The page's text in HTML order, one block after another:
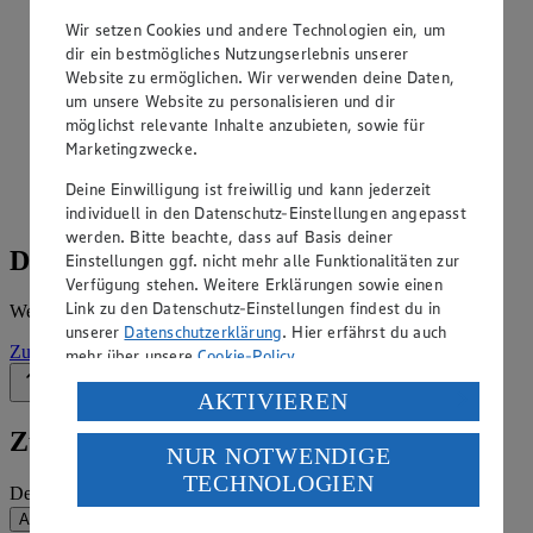
ansehen
Siehe dir die Angebote der Woche deines Marktes im
digitalen Blätterkatalog an.
Prospekt Edeka_Neukauf_4313865017349 im Browser
Details zum Markt
Weitere Informationen – alles auf einem Blick.
Zur Marktseite
Zum Newsletter anmelden
Deine E-Mail-Adresse (Pflichtfeld)
Absenden
Wir setzen Cookies und andere Technologien ein, um
dir ein bestmögliches Nutzungserlebnis unserer
Website zu ermöglichen. Wir verwenden deine Daten,
um unsere Website zu personalisieren und dir
möglichst relevante Inhalte anzubieten, sowie für
Marketingzwecke.
Deine Einwilligung ist freiwillig und kann jederzeit
individuell in den Datenschutz-Einstellungen angepasst
werden. Bitte beachte, dass auf Basis deiner
Einstellungen ggf. nicht mehr alle Funktionalitäten zur
Verfügung stehen. Weitere Erklärungen sowie einen
Link zu den Datenschutz-Einstellungen findest du in
unserer Datenschutzerklärung. Hier erfährst du auch
mehr über unsereCookie-Policy.
Verarbeitung deiner personenbezogenen Daten in den
USA durch Facebook und YouTube:
Wenn du auf „Aktivieren“ klickst, willigst du im Sinne
des Art. 49 Abs. 1 Satz 1 lit. a) DSGVO ein, dass deine
Daten in den USA verarbeitet werden. Der EuGH sieht
AKTIVIEREN
NUR NOTWENDIGE
TECHNOLOGIEN